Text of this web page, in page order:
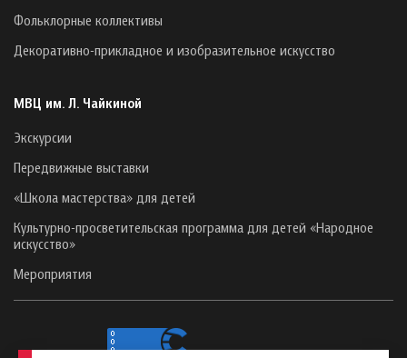
Фольклорные коллективы
Декоративно-прикладное и изобразительное искусство
МВЦ им. Л. Чайкиной
Экскурсии
Передвижные выставки
«Школа мастерства» для детей
Культурно-просветительская программа для детей «Народное
искусство»
Мероприятия